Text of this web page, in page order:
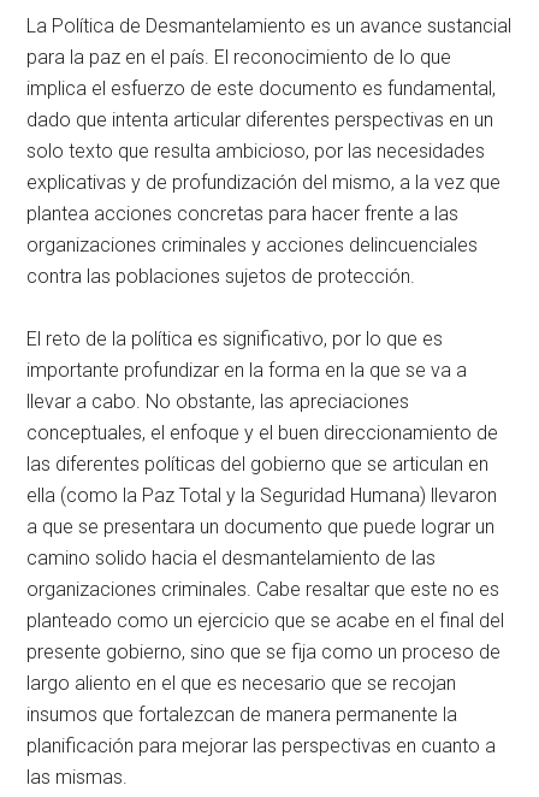
La Política de Desmantelamiento es un avance sustancial
para la paz en el país. El reconocimiento de lo que
implica el esfuerzo de este documento es fundamental,
dado que intenta articular diferentes perspectivas en un
solo texto que resulta ambicioso, por las necesidades
explicativas y de profundización del mismo, a la vez que
plantea acciones concretas para hacer frente a las
organizaciones criminales y acciones delincuenciales
contra las poblaciones sujetos de protección.
El reto de la política es significativo, por lo que es
importante profundizar en la forma en la que se va a
llevar a cabo. No obstante, las apreciaciones
conceptuales, el enfoque y el buen direccionamiento de
las diferentes políticas del gobierno que se articulan en
ella (como la Paz Total y la Seguridad Humana) llevaron
a que se presentara un documento que puede lograr un
camino solido hacia el desmantelamiento de las
organizaciones criminales. Cabe resaltar que este no es
planteado como un ejercicio que se acabe en el final del
presente gobierno, sino que se fija como un proceso de
largo aliento en el que es necesario que se recojan
insumos que fortalezcan de manera permanente la
planificación para mejorar las perspectivas en cuanto a
las mismas.